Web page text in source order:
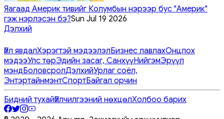
Яагаад Америк тивийг Колумбын нэрээр бус "Америк"
гэж нэрлэсэн бэ?Sun Jul 19 2026
Дэлхий
Үйл явдалХэрэгтэй мэдээлэлБизнес лавлахОнцлох
мэдээУлс төрЭдийн засаг, СанхүүНийгэмЭрүүл
мэндБоловсролДэлхийУрлаг соёл,
ЭнтэртайнмэнтСпортБайгал орчин
Бидний тухайҮйлчилгээний нөхцөлХолбоо барих